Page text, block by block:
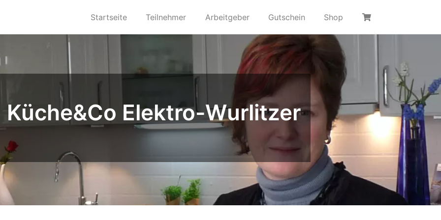
Startseite Teilnehmer Arbeitgeber Gutschein Shop
Küche&Co Elektro-Wurlitzer